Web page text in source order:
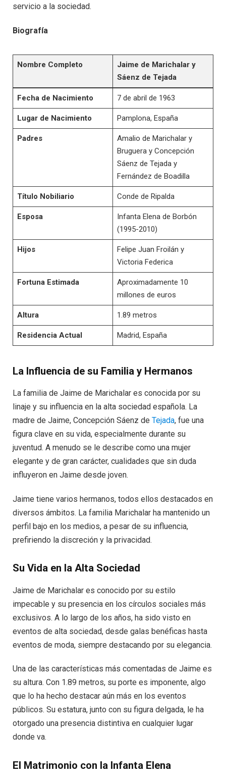
servicio a la sociedad.
Biografía
Nombre Completo
Jaime de Marichalar y
Sáenz de Tejada
Fecha de Nacimiento 7 de abril de 1963
Lugar de Nacimiento Pamplona, España
Padres
Amalio de Marichalar y
Bruguera y Concepción
Sáenz de Tejada y
Fernández de Boadilla
Título Nobiliario Conde de Ripalda
Esposa
Infanta Elena de Borbón
(1995-2010)
Hijos
Felipe Juan Froilán y
Victoria Federica
Fortuna Estimada
Aproximadamente 10
millones de euros
Altura 1.89 metros
Residencia Actual Madrid, España
La Influencia de su Familia y Hermanos
La familia de Jaime de Marichalar es conocida por su
linaje y su influencia en la alta sociedad española. La
madre de Jaime, Concepción Sáenz de Tejada, fue una
figura clave en su vida, especialmente durante su
juventud. A menudo se le describe como una mujer
elegante y de gran carácter, cualidades que sin duda
influyeron en Jaime desde joven.
Jaime tiene varios hermanos, todos ellos destacados en
diversos ámbitos. La familia Marichalar ha mantenido un
perfil bajo en los medios, a pesar de su influencia,
prefiriendo la discreción y la privacidad.
Su Vida en la Alta Sociedad
Jaime de Marichalar es conocido por su estilo
impecable y su presencia en los círculos sociales más
exclusivos. A lo largo de los años, ha sido visto en
eventos de alta sociedad, desde galas benéficas hasta
eventos de moda, siempre destacando por su elegancia.
Una de las características más comentadas de Jaime es
su altura. Con 1.89 metros, su porte es imponente, algo
que lo ha hecho destacar aún más en los eventos
públicos. Su estatura, junto con su figura delgada, le ha
otorgado una presencia distintiva en cualquier lugar
donde va.
El Matrimonio con la Infanta Elena